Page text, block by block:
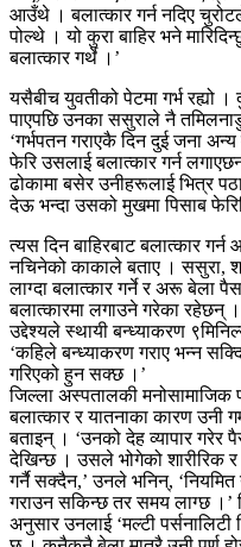
आउँथे । बलात्कार गर्न नदिए
पोल्थे । यो कुरा बाहिर भने
बलात्कार गर्थे ।’
यसैबीच युवतीको पेटमा गर्भ रह्यो ।
पाएपछि उनका ससुराले नै
‘गर्भपतन गराएकै दिन दुई जना
फेरि उसलाई बलात्कार गर्न
ढोकामा बसेर उनीहरूलाई भित्र
देऊ भन्दा उसको मुखमा पिसाब
त्यस दिन बाहिरबाट बलात्कार
नचिनेको काकाले बताए । ससुरा,
लाग्दा बलात्कार गर्ने र अरू बेला
बलात्कारमा लगाउने गरेका रहेछन्
उद्देश्यले स्थायी बन्ध्याकरण
‘कहिले बन्ध्याकरण गराए भन्न
गरिएको हुन सक्छ ।’
जिल्ला अस्पतालकी मनोसामाजिक
बलात्कार र यातनाका कारण उनी
बताइन् । ‘उनको देह व्यापार गरेर
देखिन्छ । उसले भोगेको शारीरिक र
गर्नै सक्दैन,’ उनले भनिन्,
गराउन सकिन्छ तर समय लाग्छ
अनुसार उनलाई ‘मल्टी